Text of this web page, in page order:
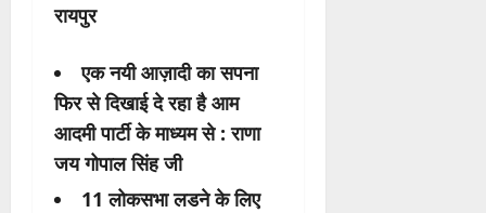
रायपुर
एक नयी आज़ादी का सपना
फिर से दिखाई दे रहा है आम
आदमी पार्टी के माध्यम से : राणा
जय गोपाल सिंह जी
11 लोकसभा लडने के लिए